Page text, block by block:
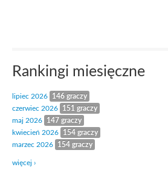
Rankingi miesięczne
lipiec 2026
146 graczy
czerwiec 2026
151 graczy
maj 2026
147 graczy
kwiecień 2026
154 graczy
marzec 2026
154 graczy
więcej ›